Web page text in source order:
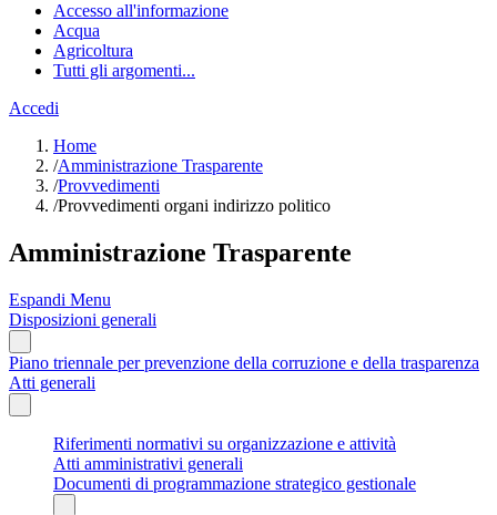
Accesso all'informazione
Acqua
Agricoltura
Tutti gli argomenti...
Accedi
Home
/Amministrazione Trasparente
/Provvedimenti
/Provvedimenti organi indirizzo politico
Amministrazione Trasparente
Espandi Menu
Disposizioni generali
Piano triennale per prevenzione della corruzione e della trasparenza
Atti generali
Riferimenti normativi su organizzazione e attività
Atti amministrativi generali
Documenti di programmazione strategico gestionale